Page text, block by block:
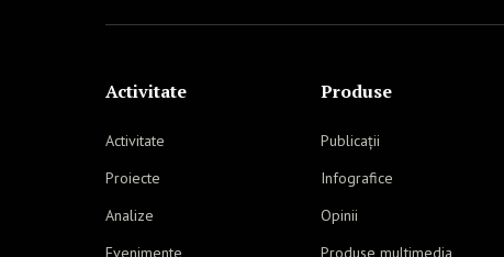
Activitate
Activitate
Proiecte
Analize
Evenimente
Produse
Publicații
Infografice
Opinii
Produse multimedia